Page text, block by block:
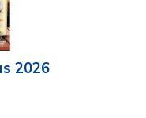
2026